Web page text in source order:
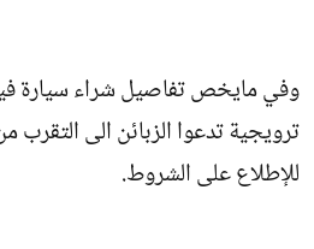
وفي مايخص تفاصيل شراء سيارة
ترويجية تدعوا الزبائن الى التقرب
للإطلاع على الشروط.